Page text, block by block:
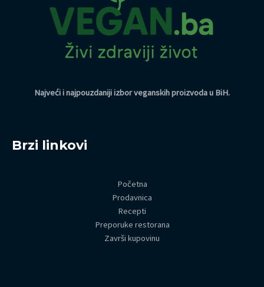
Najveći i najpouzdaniji izbor veganskih proizvoda u BiH.
Brzi linkovi
Početna
Prodavnica
Recepti
Preporuke restorana
Završi kupovinu